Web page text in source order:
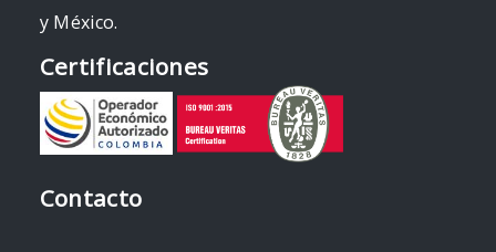
y México.
Certificaciones
Contacto